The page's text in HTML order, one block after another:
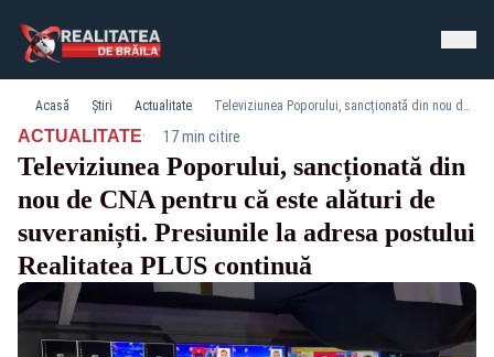
Acasă Știri Actualitate Televiziunea Poporului, sancționată din nou de CNA pentru că este alături de suveraniști. Presiunile la adresa postului Realitatea PLUS continuă
ACTUALITATE· 17 min citire
Televiziunea Poporului, sancționată din
nou de CNA pentru că este alături de
suveraniști. Presiunile la adresa postului
Realitatea PLUS continuă